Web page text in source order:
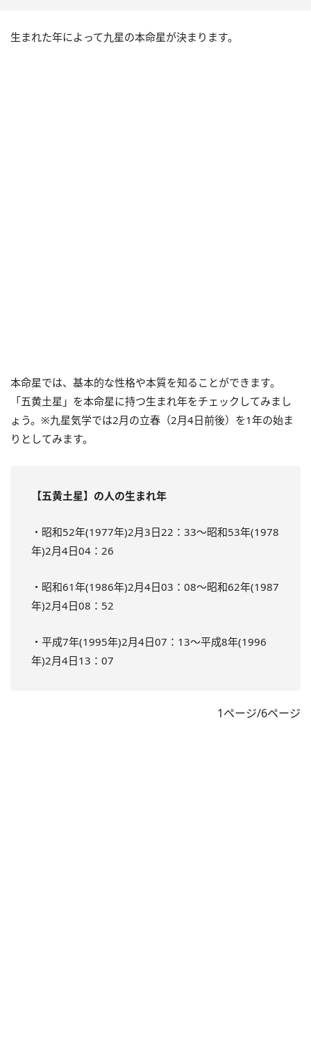
生まれた年によって九星の本命星が決まります。
本命星では、基本的な性格や本質を知ることができます。
「五黄土星」を本命星に持つ生まれ年をチェックしてみまし
ょう。※九星気学では2月の立春（2月4日前後）を1年の始ま
りとしてみます。
【五黄土星】の人の生まれ年
・昭和52年(1977年)2月3日22：33～昭和53年(1978
年)2月4日04：26
・昭和61年(1986年)2月4日03：08～昭和62年(1987
年)2月4日08：52
・平成7年(1995年)2月4日07：13～平成8年(1996
年)2月4日13：07
1ページ/6ページ